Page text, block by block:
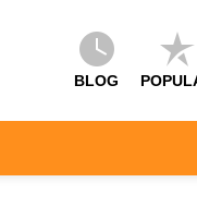
BLOG